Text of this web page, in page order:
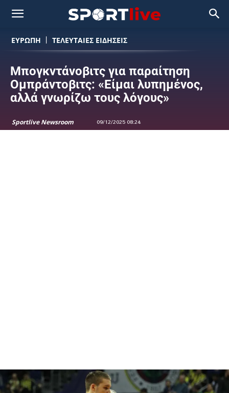
ΕΥΡΩΠΗ ΤΕΛΕΥΤΑΙΕΣ ΕΙΔΗΣΕΙΣ
Μπογκντάνοβιτς για παραίτηση
Ομπράντοβιτς: «Είμαι λυπημένος,
αλλά γνωρίζω τους λόγους»
Sportlive Newsroom 09/12/2025 08:24